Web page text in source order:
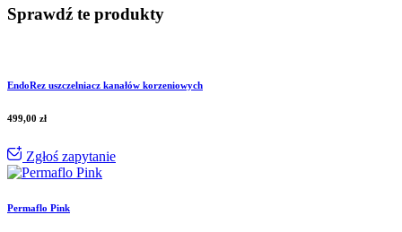
Sprawdź te produkty
EndoRez uszczelniacz kanałów korzeniowych
499,00 zł
Zgłoś zapytanie
Permaflo Pink